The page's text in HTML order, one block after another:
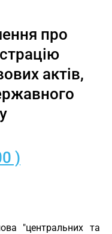
про
актів,
)
"центральних та